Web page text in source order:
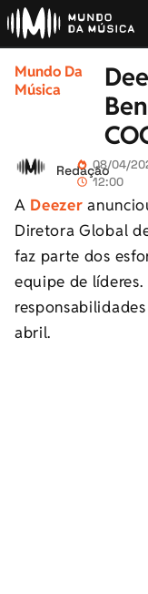
Mundo Da
Música
Redação08/04/
12:00
A Deezer
Diretora Global
faz parte dos
equipe de líderes.
abril.